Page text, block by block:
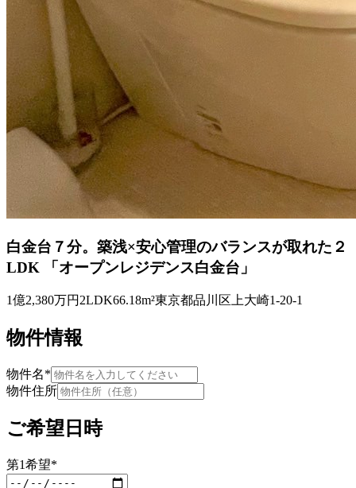
白金台７分。築浅×安心管理のバランスが取れた２
LDK 「オープンレジデンス白金台」
1億2,380万円 2LDK66.18m²東京都品川区上大崎1-20-1
物件情報
物件名*
物件住所
ご希望日時
第1希望*